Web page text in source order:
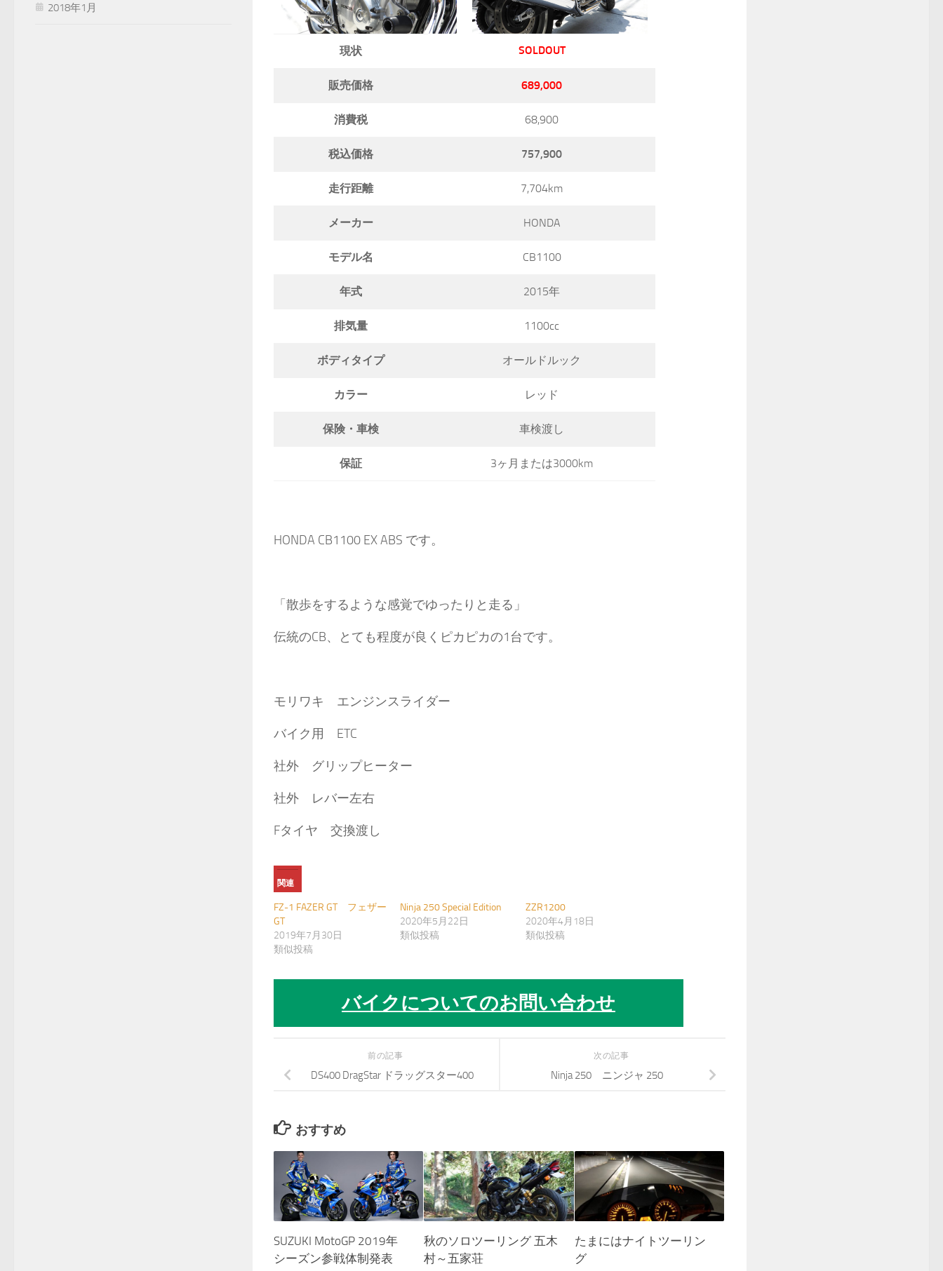
現状 SOLDOUT
販売価格 689,000
消費税 68,900
税込価格 757,900
走行距離 7,704km
メーカー HONDA
モデル名 CB1100
年式 2015年
排気量 1100cc
ボディタイプ オールドルック
カラー レッド
保険・車検 車検渡し
保証 3ヶ月または3000km
HONDA CB1100 EX ABS です。
「散歩をするような感覚でゆったりと走る」
伝統のCB、とても程度が良くピカピカの1台です。
モリワキ エンジンスライダー
バイク用 ETC
社外 グリップヒーター
社外 レバー左右
Fタイヤ 交換渡し
関連
FZ-1 FAZER GT フェザー
GT
2019年7月30日
類似投稿
Ninja 250 Special Edition
2020年5月22日
類似投稿
ZZR1200
2020年4月18日
類似投稿
バイクについてのお問い合わせ
次の記事
Ninja 250 ニンジャ 250
前の記事
DS400 DragStar ドラッグスター400
おすすめ
SUZUKI MotoGP 2019年
シーズン参戦体制発表
秋のソロツーリング 五木
村～五家荘
たまにはナイトツーリン
グ
2018年1月